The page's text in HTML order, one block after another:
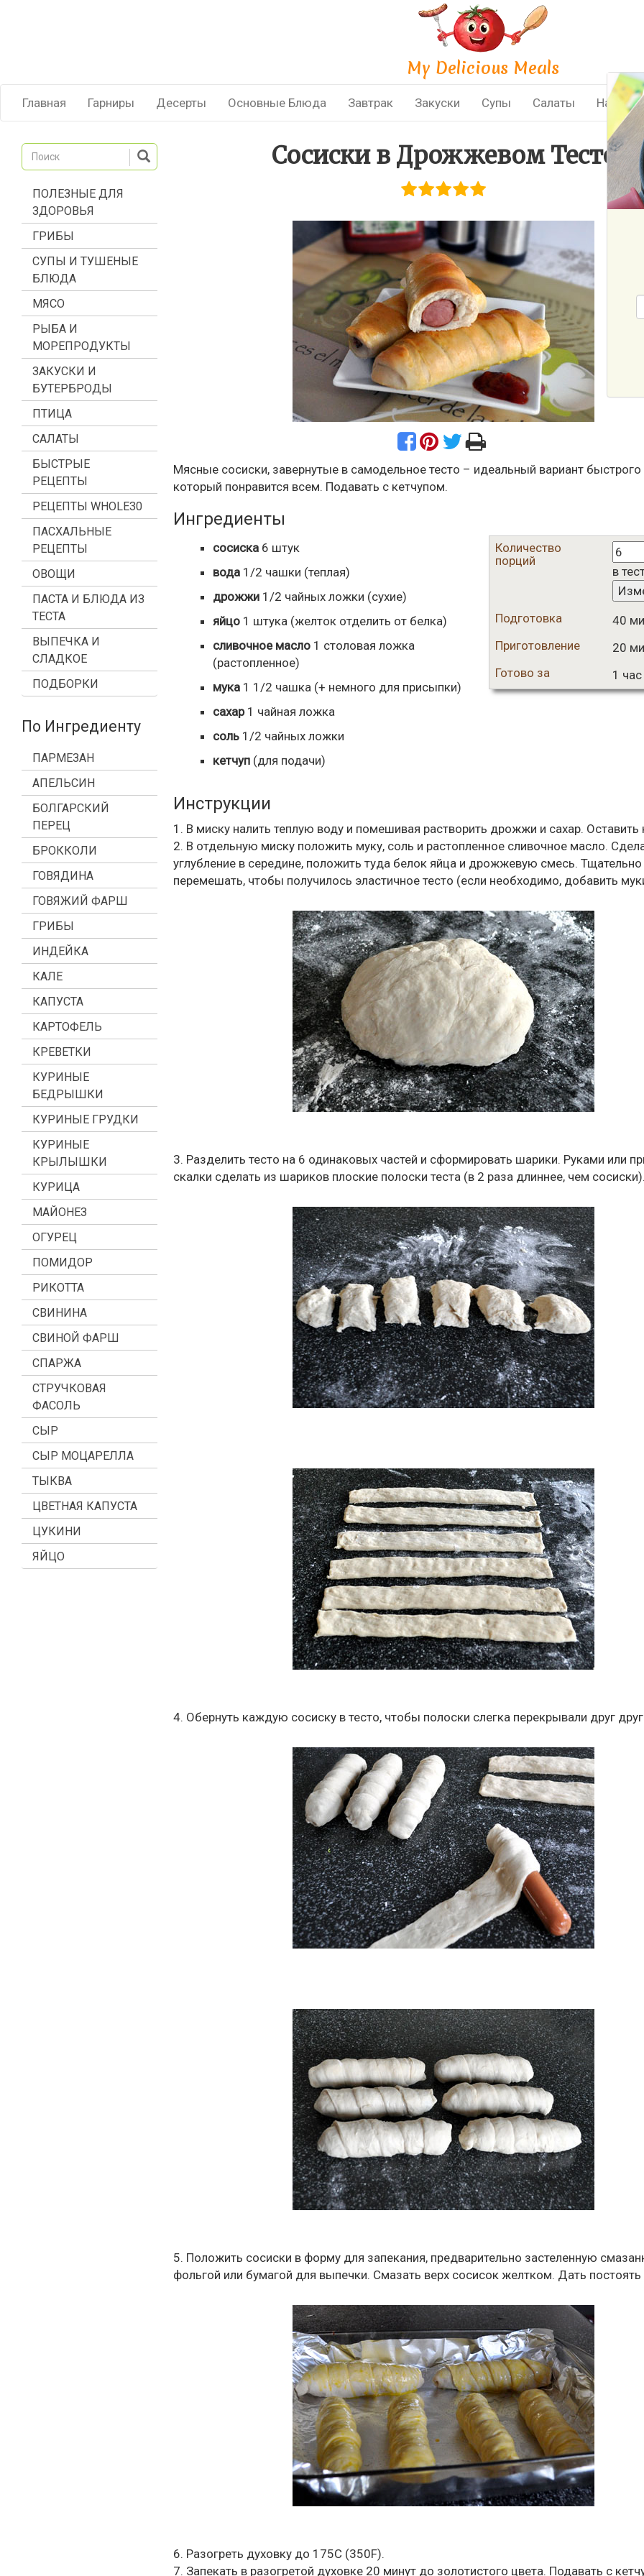
My Delicious Meals
Главная Гарниры Десерты Основные Блюда Завтрак Закуски Супы Салаты Напитки
ПОЛЕЗНЫЕ ДЛЯ
ЗДОРОВЬЯ
ГРИБЫ
СУПЫ И ТУШЕНЫЕ
БЛЮДА
МЯСО
РЫБА И
МОРЕПРОДУКТЫ
ЗАКУСКИ И
БУТЕРБРОДЫ
ПТИЦА
САЛАТЫ
БЫСТРЫЕ
РЕЦЕПТЫ
РЕЦЕПТЫ WHOLE30
ПАСХАЛЬНЫЕ
РЕЦЕПТЫ
ОВОЩИ
ПАСТА И БЛЮДА ИЗ
ТЕСТА
ВЫПЕЧКА И
СЛАДКОЕ
ПОДБОРКИ
По Ингредиенту
ПАРМЕЗАН
АПЕЛЬСИН
БОЛГАРСКИЙ
ПЕРЕЦ
БРОККОЛИ
ГОВЯДИНА
ГОВЯЖИЙ ФАРШ
ГРИБЫ
ИНДЕЙКА
КАЛЕ
КАПУСТА
КАРТОФЕЛЬ
КРЕВЕТКИ
КУРИНЫЕ
БЕДРЫШКИ
КУРИНЫЕ ГРУДКИ
КУРИНЫЕ
КРЫЛЫШКИ
КУРИЦА
МАЙОНЕЗ
ОГУРЕЦ
ПОМИДОР
РИКОТТА
СВИНИНА
СВИНОЙ ФАРШ
СПАРЖА
СТРУЧКОВАЯ
ФАСОЛЬ
СЫР
СЫР МОЦАРЕЛЛА
ТЫКВА
ЦВЕТНАЯ КАПУСТА
ЦУКИНИ
ЯЙЦО
Сосиски в Дрожжевом Тесте
Мясные сосиски, завернутые в самодельное тесто – идеальный вариант быстрого
который понравится всем. Подавать с кетчупом.
Ингредиенты
сосиска 6 штук
вода 1/2 чашки (теплая)
дрожжи 1/2 чайных ложки (сухие)
яйцо 1 штука (желток отделить от белка)
сливочное масло 1 столовая ложка
(растопленное)
мука 1 1/2 чашка (+ немного для присыпки)
сахар1 чайная ложка
соль 1/2 чайных ложки
кетчуп (для подачи)
Количество
порций
в
Подготовка
40
Приготовление
20
Готово за
1 час
Инструкции
1. В миску налить теплую воду и помешивая растворить дрожжи и сахар. Оставить
2. В отдельную миску положить муку, соль и растопленное сливочное масло.
углубление в середине, положить туда белок яйца и дрожжевую смесь. Тщательно
перемешать, чтобы получилось эластичное тесто (если необходимо, добавить
3. Разделить тесто на 6 одинаковых частей и сформировать шарики. Руками или
скалки сделать из шариков плоские полоски теста (в 2 раза длиннее, чем
4. Обернуть каждую сосиску в тесто, чтобы полоски слегка перекрывали друг
5. Положить сосиски в форму для запекания, предварительно застеленную
фольгой или бумагой для выпечки. Смазать верх сосисок желтком. Дать
6. Разогреть духовку до 175С (350F).
7. Запекать в разогретой духовке 20 минут до золотистого цвета. Подавать с